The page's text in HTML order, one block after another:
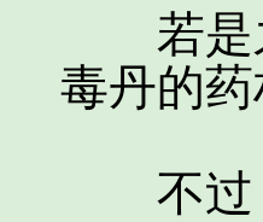
若是之
毒丹的药
不过，